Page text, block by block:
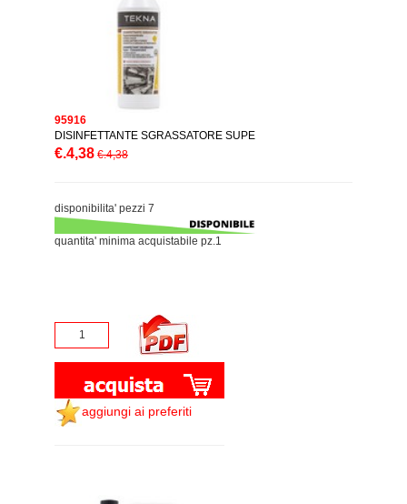
95916
DISINFETTANTE SGRASSATORE SUPE
€.4,38 €.4,38
disponibilita' pezzi 7
quantita' minima acquistabile pz.1
aggiungi ai preferiti